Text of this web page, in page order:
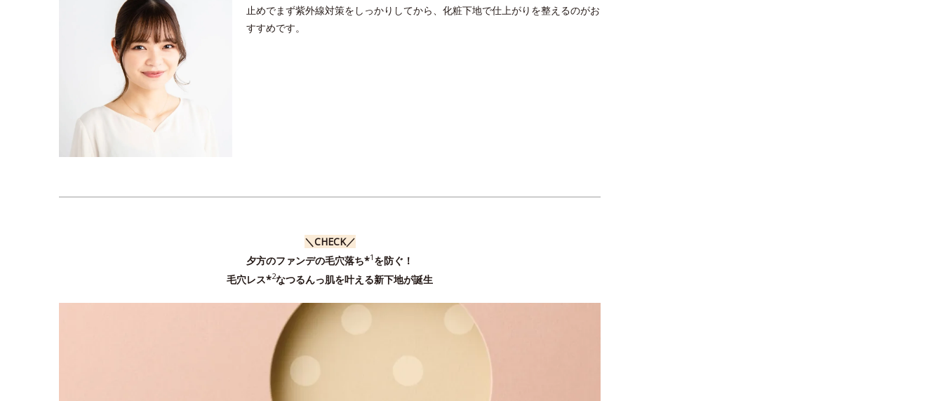
止めでまず紫外線対策をしっかりしてから、化粧下地で仕上がりを整えるのがお
すすめです。
＼CHECK／
夕方のファンデの毛穴落ち*1 を防ぐ！
毛穴レス*2なつるんっ肌を叶える新下地が誕生